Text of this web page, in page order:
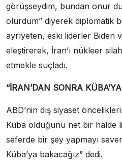
görüşseydim, bundan onur
olurdum” diyerek diplomatik
ayrıyeten, eski liderler Biden
eleştirerek, İran’ı nükleer
etmekle suçladı.
“İRAN’DAN SONRA
ABD’nin dış siyaset
Küba olduğunu net bir halde
seferde bir şey yapmayı
Küba’ya bakacağız” dedi.